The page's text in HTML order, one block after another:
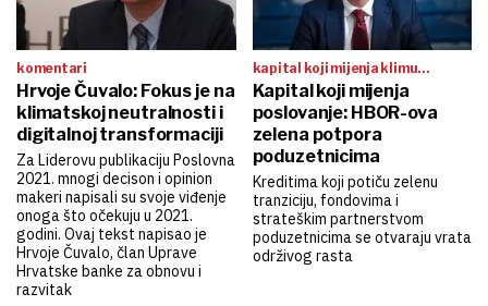
tvrtke i tržišta
Hrvatske zračne luke u pola
godine imale 5,5 milijuna
putnika
biznis i politika
Hrvatska ima 62 tisuće
nezaposlenih, broj pao 15,2
posto u godinu dana